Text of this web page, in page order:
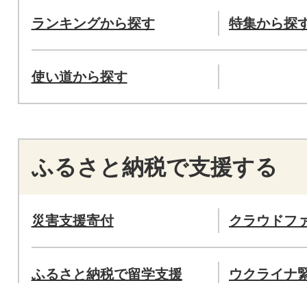
ランキングから探す 特集から探
使い道から探す
ふるさと納税で支援する
災害支援寄付 クラウドフ
ふるさと納税で留学支援 ウクライナ